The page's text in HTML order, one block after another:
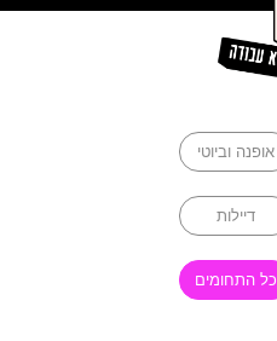
אופנה וביוטי
דיילות
כל התחומים